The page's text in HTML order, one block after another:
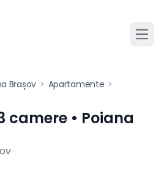
Brașov > Apartamente >
de vânzare cu
• Poiana